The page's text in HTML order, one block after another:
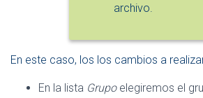
archivo.
En este caso, los los cambios a
En la lista Grupoelegiremos el